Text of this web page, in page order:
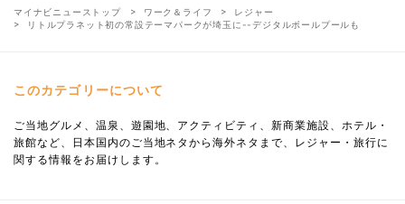
マイナビニューストップ ワーク＆ライフ
レジャー
リトルプラネット初の常設テーマパークが埼玉に--デジタルボールプールも
このカテゴリーについて
ご当地グルメ、温泉、遊園地、アクティビティ、新商業施設、ホテル・
旅館など、日本国内のご当地ネタから海外ネタまで、レジャー・旅行に
関する情報をお届けします。